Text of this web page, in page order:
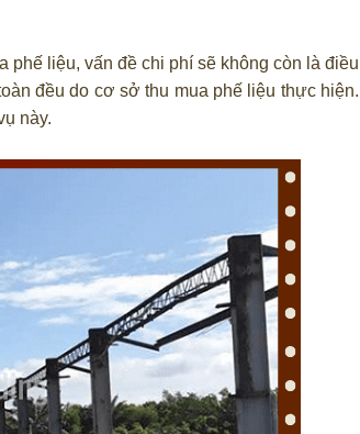
liệu, vấn đề chi phí sẽ không còn là điều
đều do cơ sở thu mua phế liệu thực hiện.
này.